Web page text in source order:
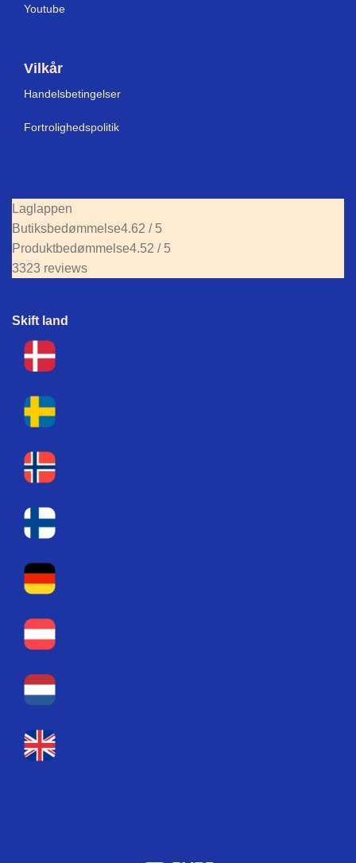
Youtube
Vilkår
Handelsbetingelser
Fortrolighedspolitik
Laglappen
Butiksbedømmelse4.62 / 5
Produktbedømmelse4.52 / 5
3323 reviews
Skift land